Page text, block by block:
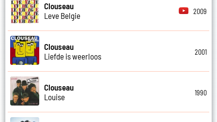
Clouseau
Leve Belgie
2009
Clouseau
Liefde is weerloos
2001
Clouseau
Louise
1990